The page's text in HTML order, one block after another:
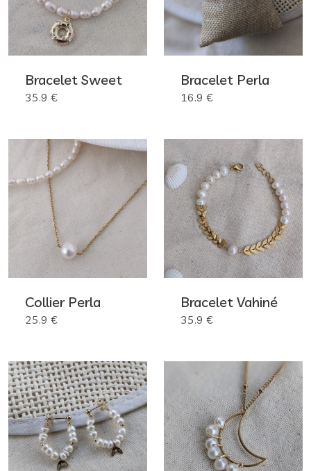
Bracelet Sweet
35.9 €
Bracelet Perla
16.9 €
Collier Perla
25.9 €
Bracelet Vahiné
35.9 €